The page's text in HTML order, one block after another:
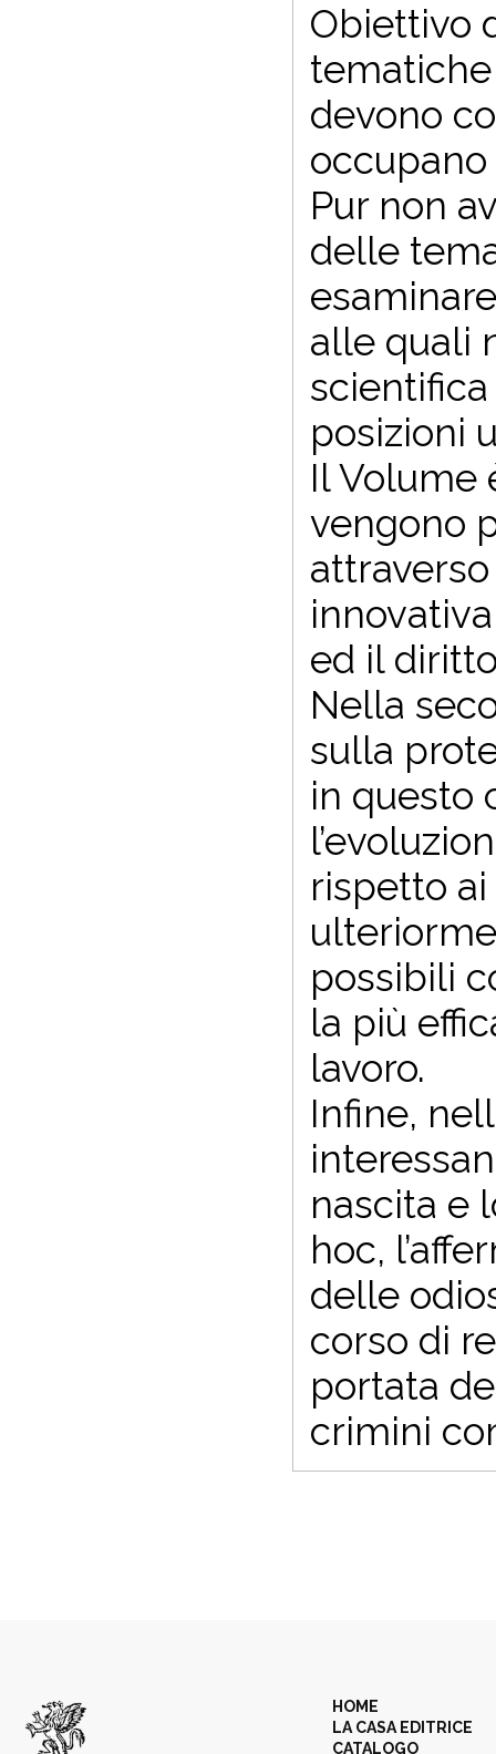
Obiettivo
devono
Pur non
delle
alle quali
posizioni
Il Volume
vengono
ed il
Nella
sulla
in questo
rispetto
possibili
la più
lavoro.
Infine,
nascita e
hoc,
delle
corso di
portata
crimini
HOME
LA CASA EDITRICE
CATALOGO